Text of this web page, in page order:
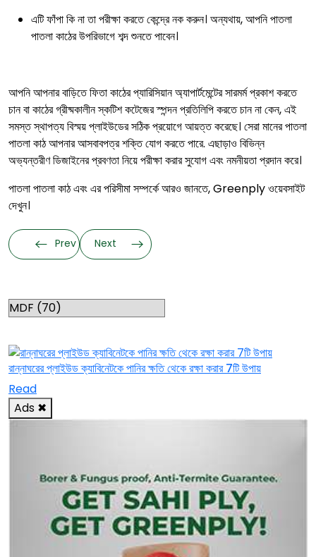
এটি ফাঁপা কি না তা পরীক্ষা করতে কেন্দ্রে নক করুন। অন্যথায়, আপনি পাতলা
পাতলা কাঠের উপরিভাগে শব্দ শুনতে পাবেন।
আপনি আপনার বাড়িতে ফিতা কাঠের প্যারিসিয়ান অ্যাপার্টমেন্টের সারমর্ম প্রকাশ করতে
চান বা কাঠের গ্রীষ্মকালীন স্কটিশ কটেজের স্পন্দন প্রতিলিপি করতে চান না কেন, এই
সমস্ত স্থাপত্য বিস্ময় প্লাইউডের সঠিক প্রয়োগে আয়ত্ত করেছে। সেরা মানের পাতলা
পাতলা কাঠ আপনার আসবাবপত্র শক্তি যোগ করতে পারে. এছাড়াও বিভিন্ন
অভ্যন্তরীণ ডিজাইনের প্রবণতা নিয়ে পরীক্ষা করার সুযোগ এবং নমনীয়তা প্রদান করে।
পাতলা পাতলা কাঠ এবং এর পরিসীমা সম্পর্কে আরও জানতে, Greenply ওয়েবসাইট
দেখুন।
Prev Next
রান্নাঘরের প্লাইউড ক্যাবিনেটকে পানির ক্ষতি থেকে রক্ষা করার 7টি উপায়
Read
Ads ✖